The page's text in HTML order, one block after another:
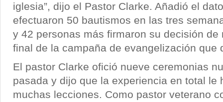
iglesia”, dijo el Pastor Clarke. Añadió el
efectuaron 50 bautismos en las tres
y 42 personas más firmaron su decisión de
final de la campaña de evangelización que
El pastor Clarke ofició nueve ceremonias
pasada y dijo que la experiencia en total le
muchas lecciones. Como pastor veterano